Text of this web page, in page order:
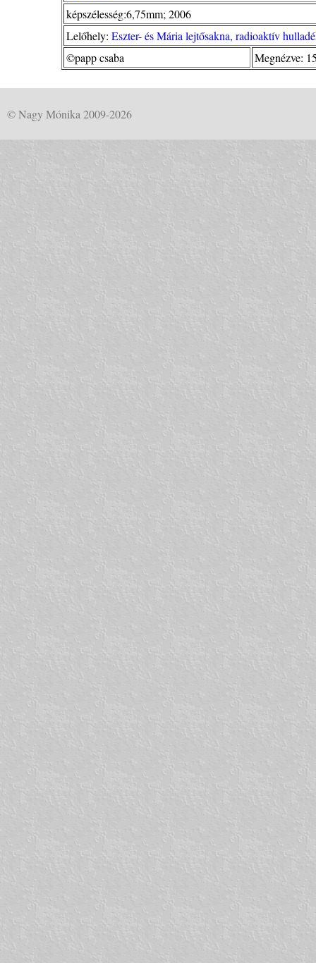
képszélesség:6,75mm; 2006
Lelőhely: Eszter- és Mária lejtősakna, radioaktív
©papp csaba
Megnézve:
© Nagy Mónika 2009-2026